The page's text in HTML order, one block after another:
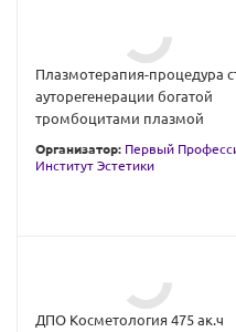
Плазмотерапия-процедура
ауторегенерации богатой
тромбоцитами плазмой
Организатор: Первый
Институт Эстетики
ДПО Косметология 475 ак.ч